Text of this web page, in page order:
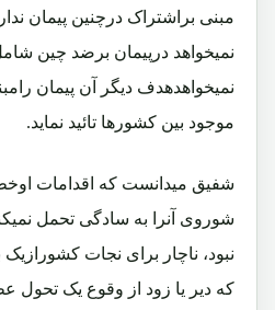
مبنی براشتراک درچنین پیمان
نمیخواهد درپیمان برضد چین
نمیخواهدهدف دیگر آن پیمان
موجود بین کشورها تائید نماید.
شفیق میدانست که اقدامات
شوروی آنرا به سادگی تحمل
نبود، ناچار برای نجات
که دیر یا زود از وقوع یک تحول